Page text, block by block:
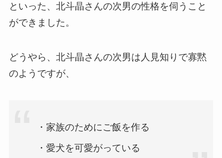
といった、北斗晶さんの次男の性格を伺うこと
ができました。
どうやら、北斗晶さんの次男は人見知りで寡黙
のようですが、
・家族のためにご飯を作る
・愛犬を可愛がっている